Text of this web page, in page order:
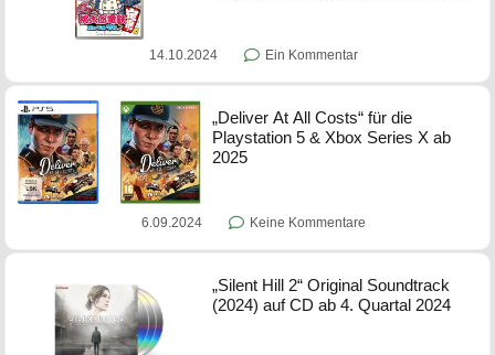
14.10.2024 Ein Kommentar
„Deliver At All Costs“ für die
Playstation 5 & Xbox Series X ab
2025
6.09.2024 Keine Kommentare
„Silent Hill 2“ Original Soundtrack
(2024) auf CD ab 4. Quartal 2024